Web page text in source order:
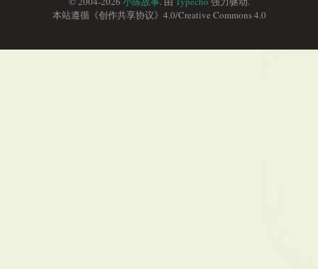
本站遵循《创作共享协议》4.0/Creative Commons 4.0